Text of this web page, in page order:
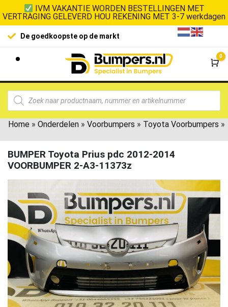
IVM VAKANTIE WORDEN BESTELLINGEN MET
VERTRAGING GELEVERD HOU REKENING MET 3-7 werkdagen
De goedkoopste op de markt
0
Home » Onderdelen » Voorbumpers » Toyota Voorbumpers »
BUMPER Toyota Prius pdc 2012-2014
VOORBUMPER 2-A3-11373z